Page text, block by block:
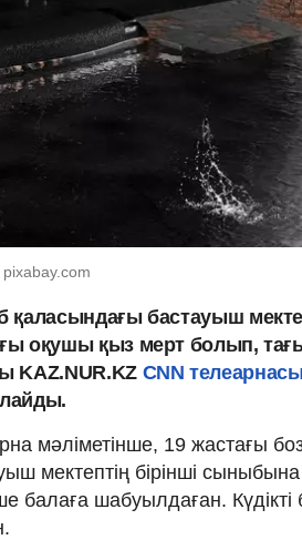
қаласындағы бастауыш
оқушы қыз мерт болып,
KAZ.NUR.KZ CNN
мәліметінше, 19 жастағы
мектептің бірінші
балаға шабуылдаған.